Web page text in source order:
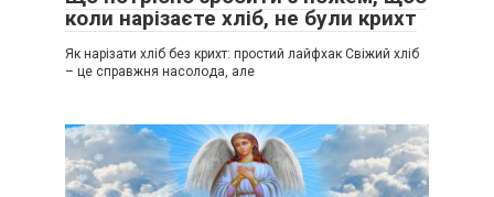
коли нарізаєте хліб, не були крихт
Як нарізати хліб без крихт: простий лайфхак Свіжий хліб
– це справжня насолода, але